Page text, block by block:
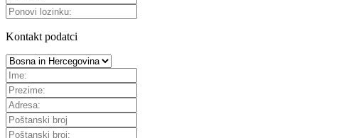
Kontakt podatci